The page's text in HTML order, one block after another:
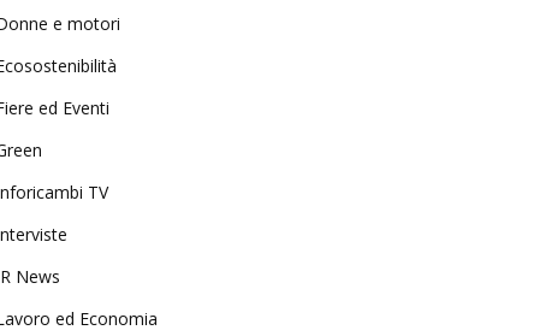
e motori
ed Eventi
TV
News
ed Economia